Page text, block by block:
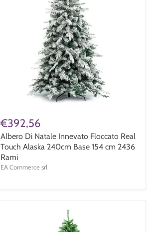
€392,56
Albero Di Natale Innevato Floccato Real
Touch Alaska 240cm Base 154 cm 2436
Rami
EA Commerce srl